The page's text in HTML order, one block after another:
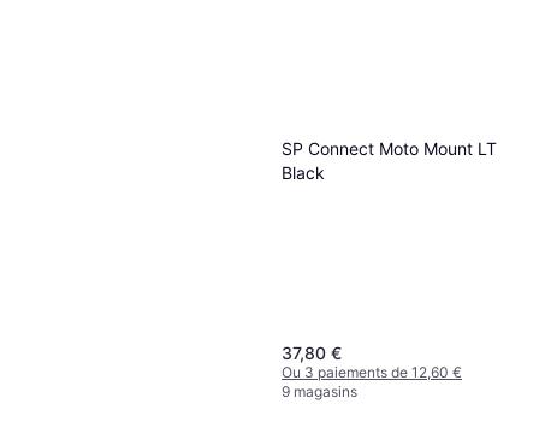
SP Connect Moto Mount LT
Black
37,80 €
Ou 3 paiements de 12,60 €
9 magasins